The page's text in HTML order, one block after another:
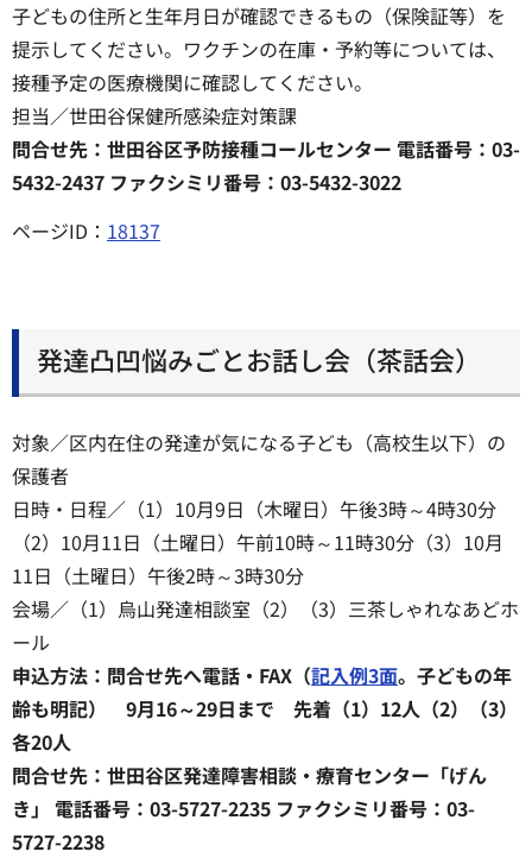
子どもの住所と生年月日が確認できるもの（保険証等）を
提示してください。ワクチンの在庫・予約等については、
接種予定の医療機関に確認してください。
担当／世田谷保健所感染症対策課
問合せ先：世田谷区予防接種コールセンター 電話番号：03-
5432-2437 ファクシミリ番号：03-5432-3022
ページID： 18137
発達凸凹悩みごとお話し会（茶話会）
対象／区内在住の発達が気になる子ども（高校生以下）の
保護者
日時・日程／（1）10月9日（木曜日）午後3時～4時30分
（2）10月11日（土曜日）午前10時～11時30分（3）10月
11日（土曜日）午後2時～3時30分
会場／（1）烏山発達相談室（2）（3）三茶しゃれなあどホ
ール
申込方法：問合せ先へ電話・FAX（記入例3面。子どもの年
齢も明記） 9月16～29日まで 先着（1）12人（2）（3）
各20人
問合せ先：世田谷区発達障害相談・療育センター「げん
き」 電話番号：03-5727-2235 ファクシミリ番号：03-
5727-2238